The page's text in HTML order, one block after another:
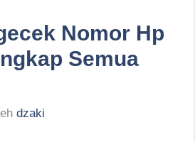
Nomor Hp
Semua
dzaki